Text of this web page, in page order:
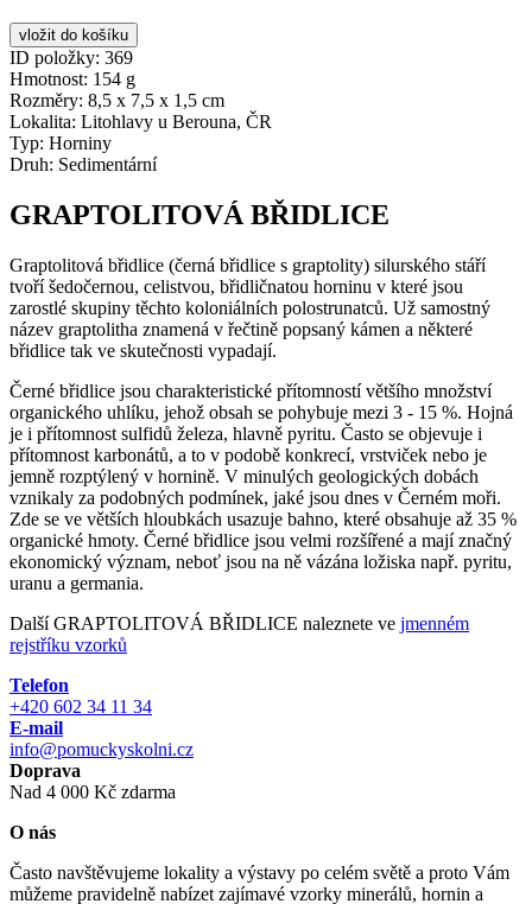
ID položky: 369
Hmotnost: 154 g
Rozměry: 8,5 x 7,5 x 1,5 cm
Lokalita: Litohlavy u Berouna, ČR
Typ: Horniny
Druh: Sedimentární
GRAPTOLITOVÁ BŘIDLICE
Graptolitová břidlice (černá břidlice s graptolity) silurského stáří
tvoří šedočernou, celistvou, břidličnatou horninu v které jsou
zarostlé skupiny těchto koloniálních polostrunatců. Už samostný
název graptolitha znamená v řečtině popsaný kámen a některé
břidlice tak ve skutečnosti vypadají.
Černé břidlice jsou charakteristické přítomností většího množství
organického uhlíku, jehož obsah se pohybuje mezi 3 - 15 %. Hojná
je i přítomnost sulfidů železa, hlavně pyritu. Často se objevuje i
přítomnost karbonátů, a to v podobě konkrecí, vrstviček nebo je
jemně rozptýlený v hornině. V minulých geologických dobách
vznikaly za podobných podmínek, jaké jsou dnes v Černém moři.
Zde se ve větších hloubkách usazuje bahno, které obsahuje až 35 %
organické hmoty. Černé břidlice jsou velmi rozšířené a mají značný
ekonomický význam, neboť jsou na ně vázána ložiska např. pyritu,
uranu a germania.
Další GRAPTOLITOVÁ BŘIDLICE naleznete ve jmenném
rejstříku vzorků
Telefon
+420 602 34 11 34
E-mail
info@pomuckyskolni.cz
Doprava
Nad 4 000 Kč zdarma
O nás
Často navštěvujeme lokality a výstavy po celém světě a proto Vám
můžeme pravidelně nabízet zajímavé vzorky minerálů, hornin a